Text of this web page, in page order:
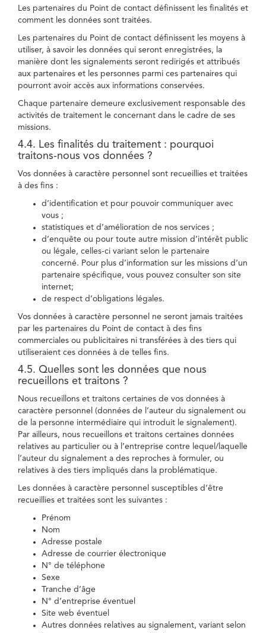
Les partenaires du Point de contact définissent les finalités et
comment les données sont traitées.
Les partenaires du Point de contact définissent les moyens à
utiliser, à savoir les données qui seront enregistrées, la
manière dont les signalements seront redirigés et attribués
aux partenaires et les personnes parmi ces partenaires qui
pourront avoir accès aux informations conservées.
Chaque partenaire demeure exclusivement responsable des
activités de traitement le concernant dans le cadre de ses
missions.
4.4. Les finalités du traitement : pourquoi
traitons-nous vos données ?
Vos données à caractère personnel sont recueillies et traitées
à des fins :
d’identification et pour pouvoir communiquer avec
vous ;
statistiques et d’amélioration de nos services ;
d’enquête ou pour toute autre mission d’intérêt public
ou légale, celles-ci variant selon le partenaire
concerné. Pour plus d’information sur les missions d’un
partenaire spécifique, vous pouvez consulter son site
internet;
de respect d’obligations légales.
Vos données à caractère personnel ne seront jamais traitées
par les partenaires du Point de contact à des fins
commerciales ou publicitaires ni transférées à des tiers qui
utiliseraient ces données à de telles fins.
4.5. Quelles sont les données que nous
recueillons et traitons ?
Nous recueillons et traitons certaines de vos données à
caractère personnel (données de l’auteur du signalement ou
de la personne intermédiaire qui introduit le signalement).
Par ailleurs, nous recueillons et traitons certaines données
relatives au particulier ou à l’entreprise contre lequel/laquelle
l’auteur du signalement a des reproches à formuler, ou
relatives à des tiers impliqués dans la problématique.
Les données à caractère personnel susceptibles d’être
recueillies et traitées sont les suivantes :
Prénom
Nom
Adresse postale
Adresse de courrier électronique
N° de téléphone
Sexe
Tranche d’âge
N° d’entreprise éventuel
Site web éventuel
Autres données relatives au signalement, variant selon